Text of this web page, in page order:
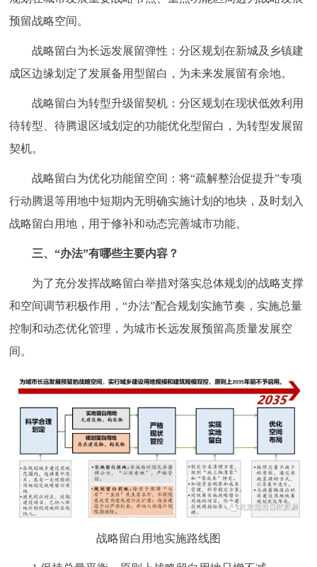
预留战略空间。
战略留白为长远发展留弹性：分区规划在新城及乡镇建
成区边缘划定了发展备用型留白，为未来发展留有余地。
战略留白为转型升级留契机：分区规划在现状低效利用
待转型、待腾退区域划定的功能优化型留白，为转型发展留
契机。
战略留白为优化功能留空间：将“疏解整治促提升”专项
行动腾退等用地中短期内无明确实施计划的地块，及时划入
战略留白用地，用于修补和动态完善城市功能。
三、“办法”有哪些主要内容？
为了充分发挥战略留白举措对落实总体规划的战略支撑
和空间调节积极作用，“办法”配合规划实施节奏，实施总量
控制和动态优化管理，为城市长远发展预留高质量发展空
间。
战略留白用地实施路线图